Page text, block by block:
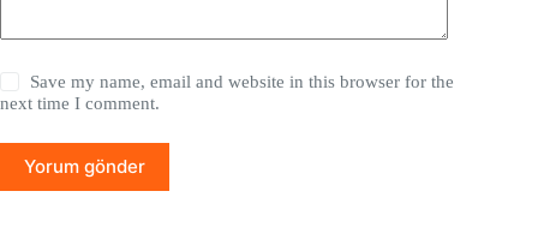
Save my name, email and website in this browser for the
next time I comment.
Yorum gönder